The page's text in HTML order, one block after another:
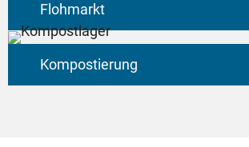
Flohmarkt
Kompostierung